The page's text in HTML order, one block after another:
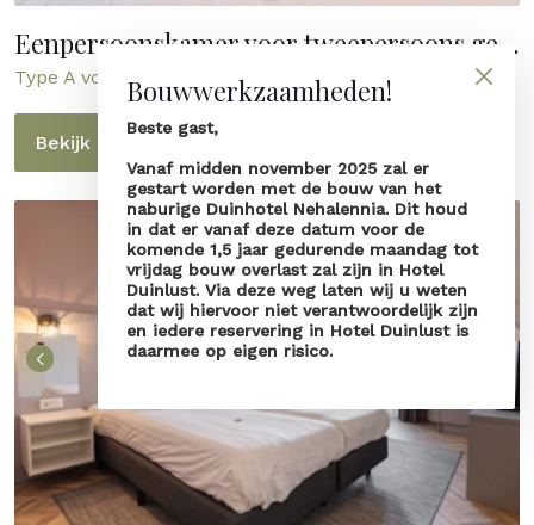
Bouwwerkzaamheden!
Beste gast,
Vanaf midden november 2025 zal er
gestart worden met de bouw van het
naburige Duinhotel Nehalennia. Dit houd
in dat er vanaf deze datum voor de
komende 1,5 jaar gedurende maandag tot
vrijdag bouw overlast zal zijn in Hotel
Duinlust. Via deze weg laten wij u weten
dat wij hiervoor niet verantwoordelijk zijn
en iedere reservering in Hotel Duinlust is
daarmee op eigen risico.
Eenpersoonskamer voor tweepersoons gebruik
Type A voor 2 personen
Bekijk kamer